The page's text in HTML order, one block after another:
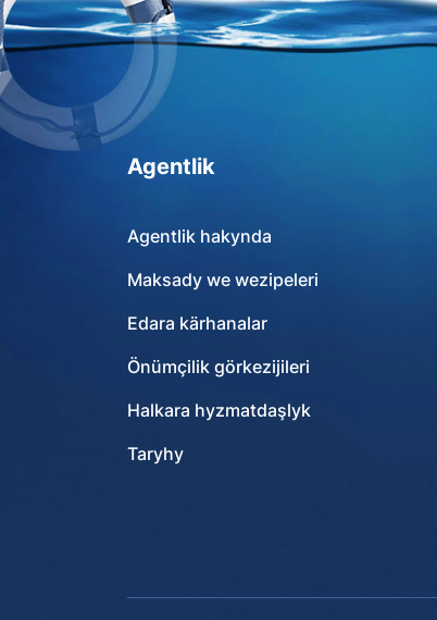
Agentlik
Agentlik hakynda
Maksady we wezipeleri
Edara kärhanalar
Önümçilik görkezijileri
Halkara hyzmatdaşlyk
Taryhy